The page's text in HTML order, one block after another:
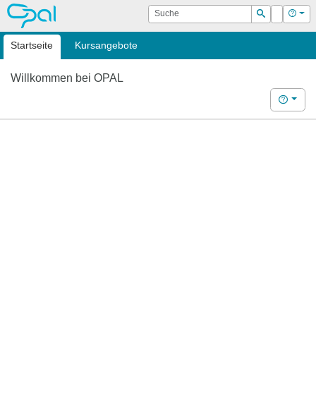
OPAL Suche
Suchen
Login Hilfe
Startseite Kursangebote
Willkommen bei OPAL
Hilfe